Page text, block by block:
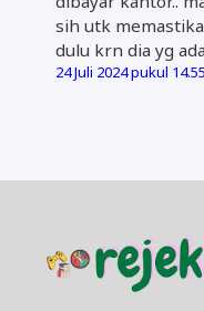
sih utk
dulu krn dia yg
24 Juli 2024 pukul 14.55